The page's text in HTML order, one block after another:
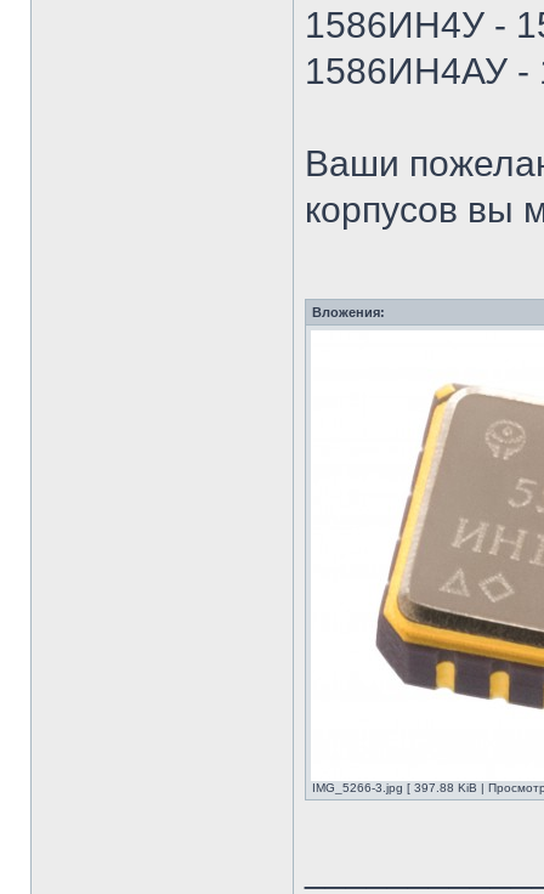
1586ИН4У -
1586ИН4АУ -
Ваши
корпусов вы
Вложения:
IMG_5266-3.jpg [ 397.88 KiB |